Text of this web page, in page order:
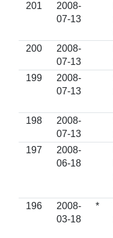
201
2008-
07-13
200
2008-
07-13
199
2008-
07-13
198
2008-
07-13
197
2008-
06-18
196
2008-
03-18
*